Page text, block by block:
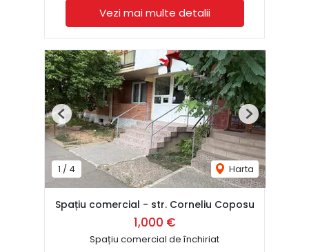
Vezi mai multe detalii
1 / 4 Harta
Previous Next
Spațiu comercial - str. Corneliu Coposu
1,000 €
Spațiu comercial de închiriat